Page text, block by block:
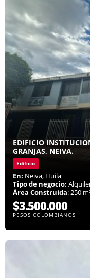
EDIFICIO
GRANJAS, NEIVA.
Edificio
En: Neiva, Huila
Tipo de negocio:
Área Construida: 250
$3.500.000
PESOS COLOMBIANOS